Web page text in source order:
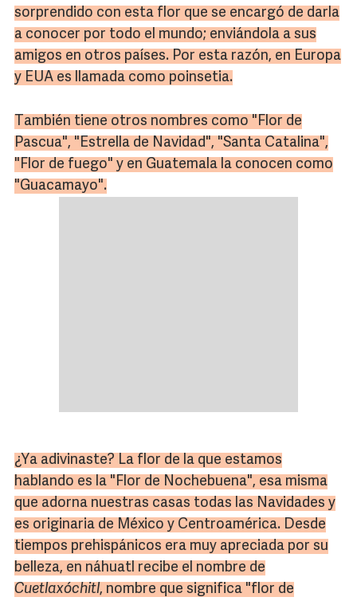
sorprendido con esta flor que se encargó de darla
a conocer por todo el mundo; enviándola a sus
amigos en otros países. Por esta razón, en Europa
y EUA es llamada como poinsetia.
También tiene otros nombres como "Flor de
Pascua", "Estrella de Navidad", "Santa Catalina",
"Flor de fuego" y en Guatemala la conocen como
"Guacamayo".
¿Ya adivinaste? La flor de la que estamos
hablando es la "Flor de Nochebuena", esa misma
que adorna nuestras casas todas las Navidades y
es originaria de México y Centroamérica. Desde
tiempos prehispánicos era muy apreciada por su
belleza, en náhuatl recibe el nombre de
Cuetlaxóchitl, nombre que significa "flor de